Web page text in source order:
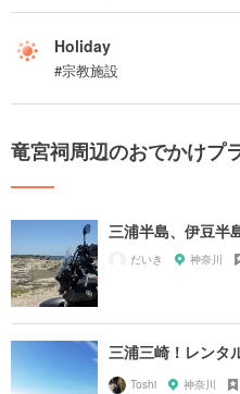
Holiday
#宗教施設
竜宮祠周辺のおでかけプ
三浦半島、伊豆半
だいき 神奈川
三浦三崎！レンタ
Toshi 神奈川